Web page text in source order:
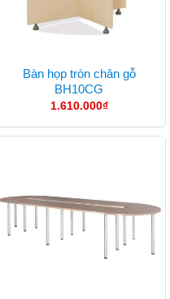
Bàn họp tròn chân gỗ
BH10CG
1.610.000₫